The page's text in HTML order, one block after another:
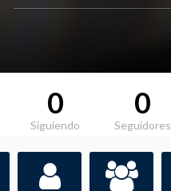
0
Siguiendo
0
Seguidores